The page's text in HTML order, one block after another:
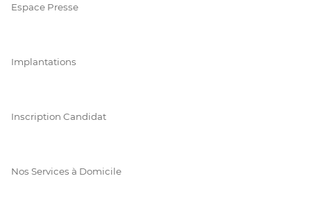
Espace Presse
Implantations
Inscription Candidat
Nos Services à Domicile